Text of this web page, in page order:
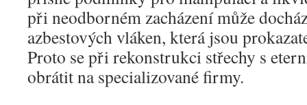
při neodborném zacházení může
azbestových vláken, která jsou
Proto se při rekonstrukci střechy s
obrátit na specializované firmy.